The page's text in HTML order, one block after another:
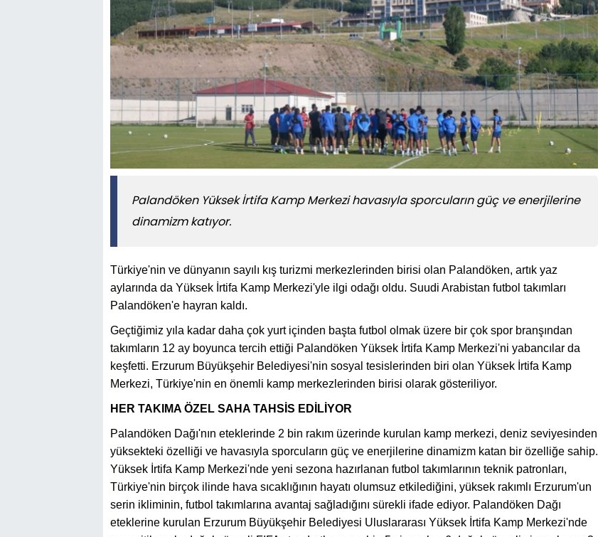
Palandöken Yüksek İrtifa Kamp Merkezi havasıyla sporcuların güç ve enerjilerine
dinamizm katıyor.
Türkiye'nin ve dünyanın sayılı kış turizmi merkezlerinden birisi olan Palandöken, artık yaz
aylarında da Yüksek İrtifa Kamp Merkezi'yle ilgi odağı oldu. Suudi Arabistan futbol takımları
Palandöken'e hayran kaldı.
Geçtiğimiz yıla kadar daha çok yurt içinden başta futbol olmak üzere bir çok spor branşından
takımların 12 ay boyunca tercih ettiği Palandöken Yüksek İrtifa Kamp Merkezi'ni yabancılar da
keşfetti. Erzurum Büyükşehir Belediyesi'nin sosyal tesislerinden biri olan Yüksek İrtifa Kamp
Merkezi, Türkiye'nin en önemli kamp merkezlerinden birisi olarak gösteriliyor.
HER TAKIMA ÖZEL SAHA TAHSİS EDİLİYOR
Palandöken Dağı'nın eteklerinde 2 bin rakım üzerinde kurulan kamp merkezi, deniz seviyesinden
yüksekteki özelliği ve havasıyla sporcuların güç ve enerjilerine dinamizm katan bir özelliğe sahip.
Yüksek İrtifa Kamp Merkezi'nde yeni sezona hazırlanan futbol takımlarının teknik patronları,
Türkiye'nin birçok ilinde hava sıcaklığının hayatı olumsuz etkilediğini, yüksek rakımlı Erzurum'un
serin ikliminin, futbol takımlarına avantaj sağladığını sürekli ifade ediyor. Palandöken Dağı
eteklerine kurulan Erzurum Büyükşehir Belediyesi Uluslararası Yüksek İrtifa Kamp Merkezi'nde